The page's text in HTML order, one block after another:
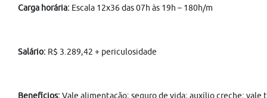
Carga horária: Escala 12x36 das 07h às 19h – 180h/m
Salário: R$ 3.289,42 + periculosidade
Benefícios:Vale alimentação; seguro de vida; auxílio creche;